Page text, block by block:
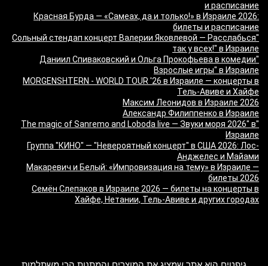
и расписание
Красная Бурда — «Самеах, да и только!» в Израиле 2026:
билеты и расписание
"Сольный стендап концерт Валерии Яковлевой — Расслабься
так у всех!" в Израиле
"Даниил Спиваковский и Ольга Прокофьева в комедии
Взрослые игры" в Израиле
MORGENSHTERN - WORLD TOUR '26 в Израиле — концерты в
Тель-Авиве и Хайфе
Максим Леонидов в Израиле 2026
Александр Филиппенко в Израиле
"The magic of Sanremo and Loboda live — Звуки моря 2026" в
Израиле
Группа "КИНО" — "Невероятный концерт" в США 2026: Лос-
Анджелес и Майами
Макаревич и Белый: «Импровизация на тему» в Израиле —
билеты 2026
Семён Слепаков в Израиле 2026 — билеты на концерты в
Хайфе, Нетании, Тель-Авиве и других городах